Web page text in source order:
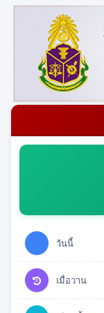
วันนี้
เมื่อวาน